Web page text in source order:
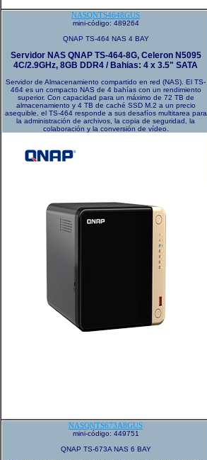
NASQNTS4648GUS
mini-código: 489264
QNAP TS-464 NAS 4 BAY
Servidor NAS QNAP TS-464-8G, Celeron N5095
4C/2.9GHz, 8GB DDR4 / Bahias: 4 x 3.5" SATA
Servidor de Almacenamiento compartido en red (NAS). El TS-
464 es un compacto NAS de 4 bahías con un rendimiento
superior. Con capacidad para un máximo de 72 TB de
almacenamiento y 4 TB de caché SSD M.2 a un precio
asequible, el TS-464 responde a sus desafíos multitarea para
la administración de archivos, la copia de seguridad, la
colaboración y la conversión de vídeo.
NASQNTS673A8GUS
mini-código: 449751
QNAP TS-673A NAS 6 BAY